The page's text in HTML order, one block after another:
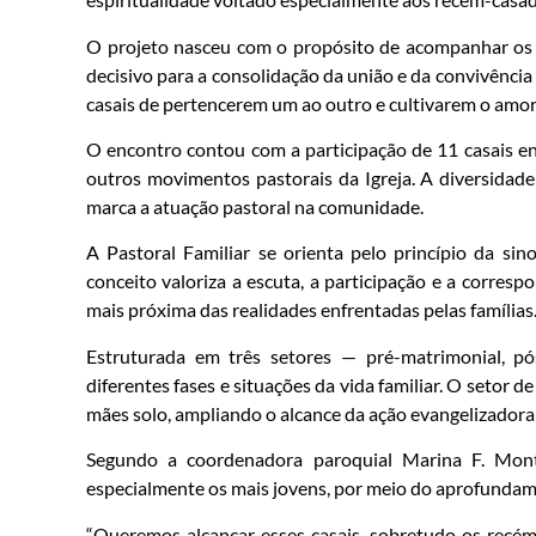
O projeto nasceu com o propósito de acompanhar
decisivo para a consolidação da união e da
casais de pertencerem um ao outro e cultivarem o
O encontro contou com a participação de 11 casais
outros movimentos pastorais da Igreja. A
marca a atuação pastoral na comunidade.
A Pastoral Familiar se orienta pelo princípio da
conceito valoriza a escuta, a participação e a
mais próxima das realidades enfrentadas pelas famílias.
Estruturada em três setores — pré-matrimonial,
diferentes fases e situações da vida familiar. O setor
mães solo, ampliando o alcance da ação
Segundo a coordenadora paroquial Marina F.
especialmente os mais jovens, por meio do